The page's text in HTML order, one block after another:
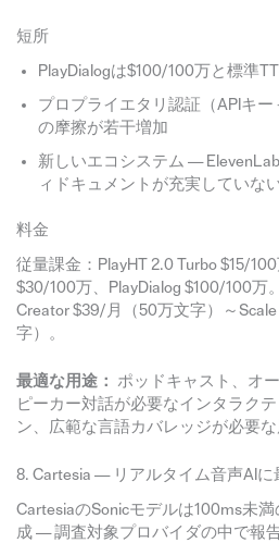
短所
PlayDialogは$100/100万と標準
プロプライエタリ認証（APIキ
の摩擦が若干増加
新しいエコシステム —
ィドキュメントが充実していな
料金
従量課金：PlayHT 2.0 Turbo $15/
$30/100万、PlayDialog $100/100万
Creator $39/月（50万文字）～
字）。
最適な用途：
ポッドキャスト、オ
ピーカー対話が必要なインタラク
ン、広範な言語カバレッジが必要な
8. Cartesia — リアルタイム音声AIに
CartesiaのSonicモデルは100ms未
成 — 調査対象プロバイダの中で報